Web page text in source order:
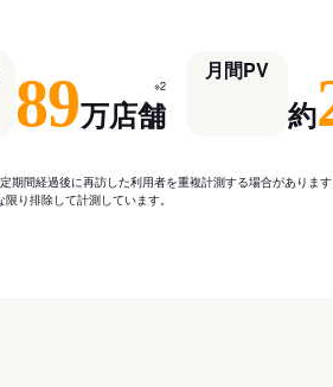
89万店舗
※2
月間PV
約
間経過後に再訪した利用者を重複計測する場合がありま
り排除して計測しています。